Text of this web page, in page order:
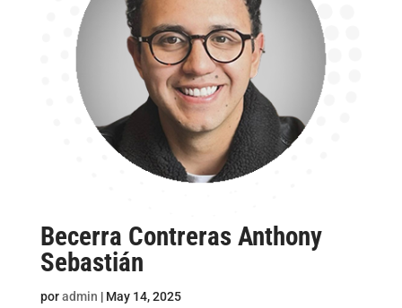
Becerra Contreras Anthony
Sebastián
poradmin | May 14, 2025